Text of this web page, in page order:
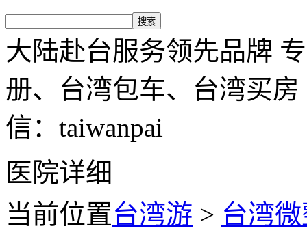
大陆赴台服务领先品牌
册、台湾包车、台湾买房
信：taiwanpai
医院详细
当前位置台湾游 > 台湾